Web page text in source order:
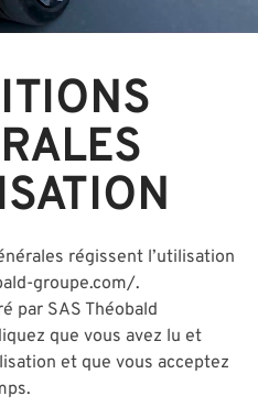
régissent l’utilisation
groupe.com/.
par SAS Théobald
que vous avez lu et
et que vous acceptez